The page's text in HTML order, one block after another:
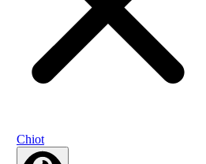
Chiot